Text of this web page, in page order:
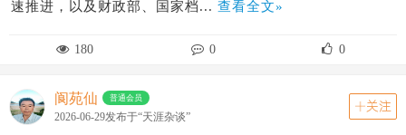
速推进，以及财政部、国家档... 查看全文»
180 0 0
阆苑仙 普通会员
2026-06-29发布于“天涯杂谈”
关注